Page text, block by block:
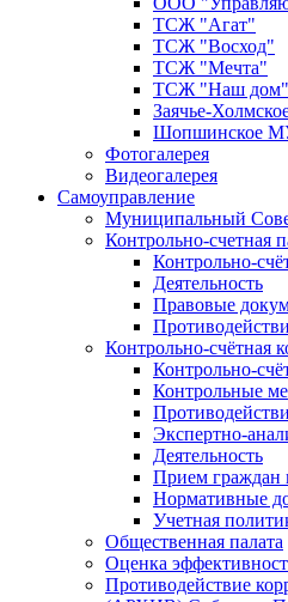
ТСЖ "Агат"
ТСЖ "Восход"
ТСЖ "Мечта"
ТСЖ "Наш дом"
Заячье-
Шопшинское
Фотогалерея
Видеогалерея
Самоуправление
Муниципальный
Контрольно-счетная
Контрольно-
Деятельность
Правовые
Контрольно-счётная
Контрольно-
Контрольные
Экспертно-
Деятельность
Прием граждан
Нормативные
Учетная
Общественная палата
Оценка
Противодействие